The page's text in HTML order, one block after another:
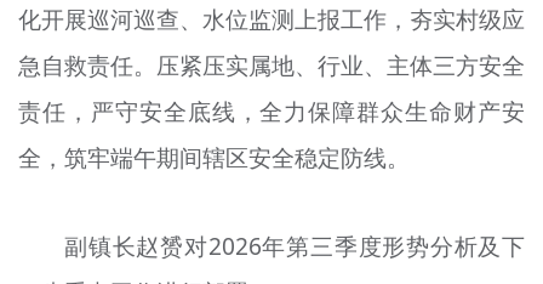
化开展巡河巡查、水位监测上报工作，夯实村级应
急自救责任。压紧压实属地、行业、主体三方安全
责任，严守安全底线，全力保障群众生命财产安
全，筑牢端午期间辖区安全稳定防线。
副镇长赵赟对2026年第三季度形势分析及下